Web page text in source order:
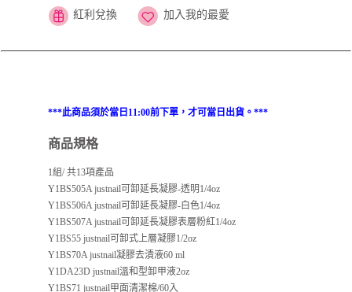
紅利兌換 加入我的最愛
***此商品須於當日11:00前下單，才可當日出貨。***
商品規格
1組/ 共13項產品
Y1BS505A justnail可卸延長凝膠-透明1/4oz
Y1BS506A justnail可卸延長凝膠-白色1/4oz
Y1BS507A justnail可卸延長凝膠表層粉紅1/4oz
Y1BS55 justnail可卸式上層凝膠1/2oz
Y1BS70A justnail凝膠去漬液60 ml
Y1DA23D justnail溫和型卸甲液2oz
Y1BS71 justnail甲面清潔棉/60入